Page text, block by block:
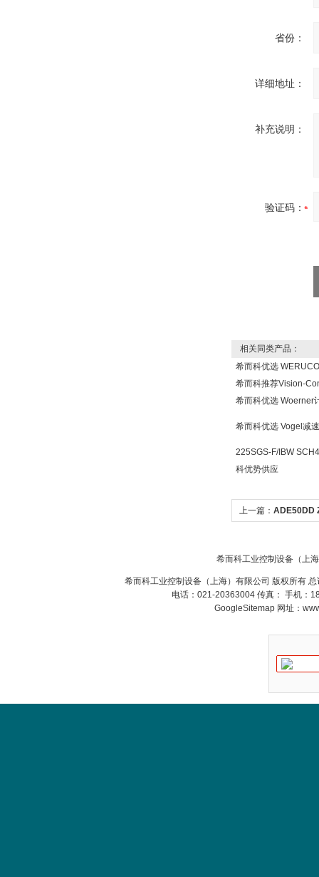
省份：
详细地址：
补充说明：
验证码：
相关同类产品：
希而科优选
希而科推荐Vision-
希而科优选 Woerner
希而科优选 Vogel减
225SGS-F/IBW
科优势供应
上一篇： ADE50DD
希而科工业控制设备（上
希而科工业控制设备（上海）有限公司 版权所有
电话：021-20363004 传真： 手机：
GoogleSitemap网址：